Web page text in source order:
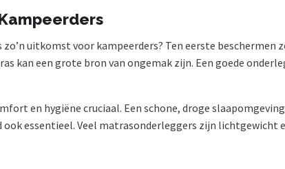
uitkomst voor kampeerders? Ten eerste
kan een grote bron van ongemak zijn. Een goede
en hygiëne cruciaal. Een schone, droge
ook essentieel. Veel matrasonderleggers zijn